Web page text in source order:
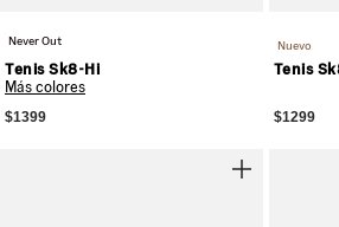
Never Out
Tenis Sk8-Hi
Más colores
$1399
Nuevo
Tenis
$1299